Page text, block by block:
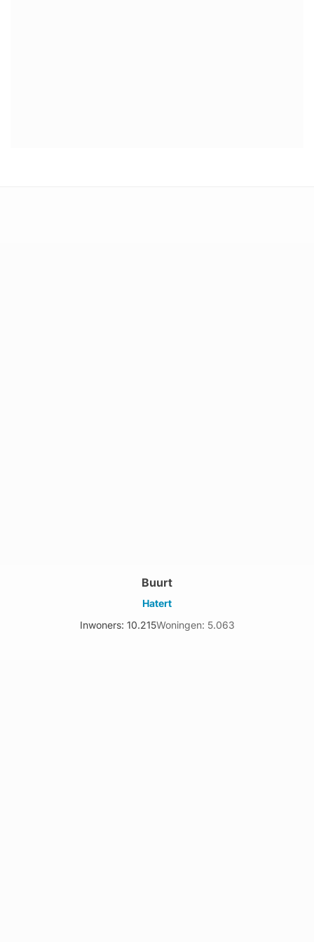
Buurt
Hatert
Inwoners: 10.215Woningen: 5.063